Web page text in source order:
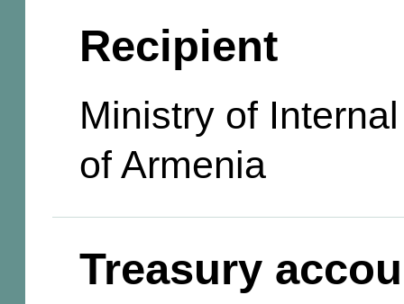
Recipient
Ministry of
of Armenia
Treasury